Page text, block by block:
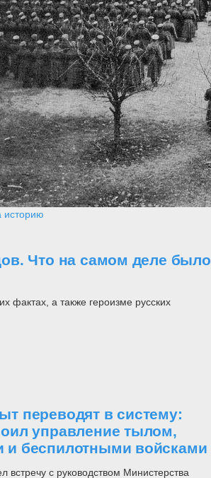
историю
Что на самом деле было
фактах, а также героизме русских
переводят в систему:
управление тылом,
и беспилотными войсками
встречу с руководством Министерства